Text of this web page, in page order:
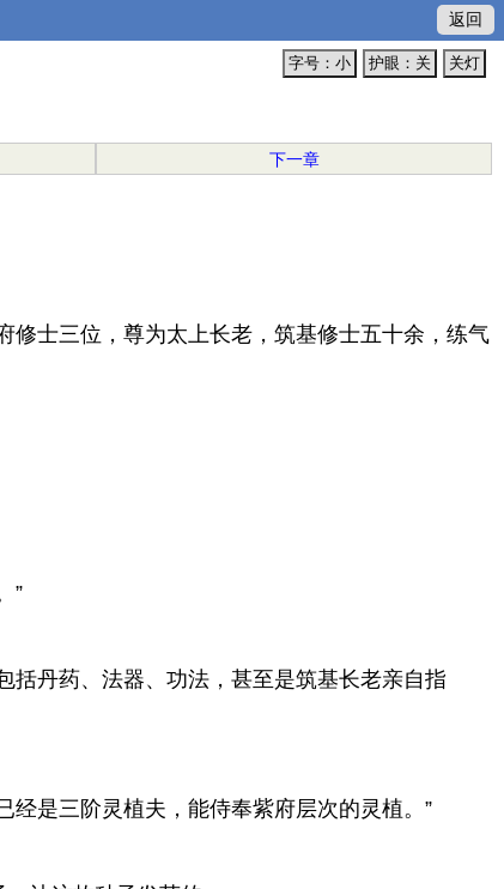
返回
关灯
护眼：关
字号：小
下一章
士三位，尊为太上长老，筑基修士五十余，练气
”
丹药、法器、功法，甚至是筑基长老亲自指
是三阶灵植夫，能侍奉紫府层次的灵植。”